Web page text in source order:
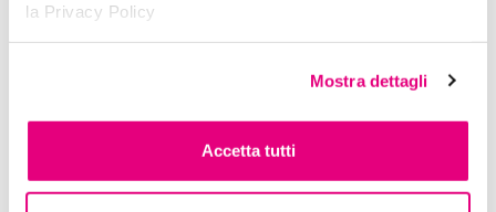
la Privacy Policy
Mostra dettagli
Accetta tutti